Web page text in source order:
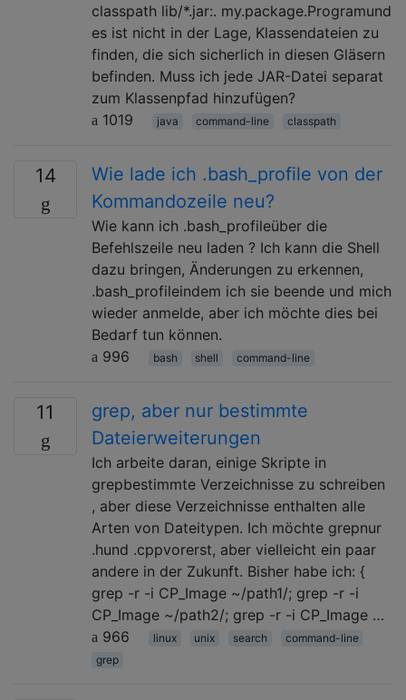
classpath lib/*.jar:. my.package.Programund
es ist nicht in der Lage, Klassendateien zu
finden, die sich sicherlich in diesen Gläsern
befinden. Muss ich jede JAR-Datei separat
zum Klassenpfad hinzufügen?
1019
java command-line classpath
14
Wie lade ich .bash_profile von der
Kommandozeile neu?
Wie kann ich .bash_profileüber die
Befehlszeile neu laden ? Ich kann die Shell
dazu bringen, Änderungen zu erkennen,
.bash_profileindem ich sie beende und mich
wieder anmelde, aber ich möchte dies bei
Bedarf tun können.
996
bash shell command-line
11
grep, aber nur bestimmte
Dateierweiterungen
Ich arbeite daran, einige Skripte in
grepbestimmte Verzeichnisse zu schreiben
, aber diese Verzeichnisse enthalten alle
Arten von Dateitypen. Ich möchte grepnur
.hund .cppvorerst, aber vielleicht ein paar
andere in der Zukunft. Bisher habe ich: {
grep -r -i CP_Image ~/path1/; grep -r -i
CP_Image ~/path2/; grep -r -i CP_Image …
966
linux unix search
command-line
grep